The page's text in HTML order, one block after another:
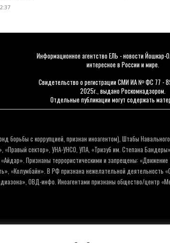
Информационное агентство ЕЛЬ - новости Йошкар-
интересное в России и мире.
Свидетельство о регистрации СМИ ИА № ФС 77 -
2025г., выдано Роскомнадзором.
Отдельные публикации могут содержать
борьбы с коррупцией, признан иноагентом), Штабы
сектор», УНА-УНСО, УПА, «Тризуб им. Степана
Признаны террористическими и запрещены:
«Колумбайн». В РФ признана нежелательной
ОВД-инфо. Иноагентами признаны общество/центр